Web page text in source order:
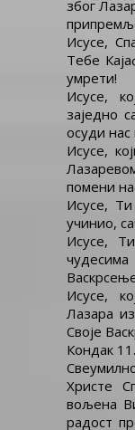
због
Исусе,
Тебе
умрети!
Исусе,
заједно
осуди
Исусе,
помени
Исусе,
учинио,
Исусе,
Исусе,
Лазара
Своје
Кондак 11.
Христе
вољена
радост